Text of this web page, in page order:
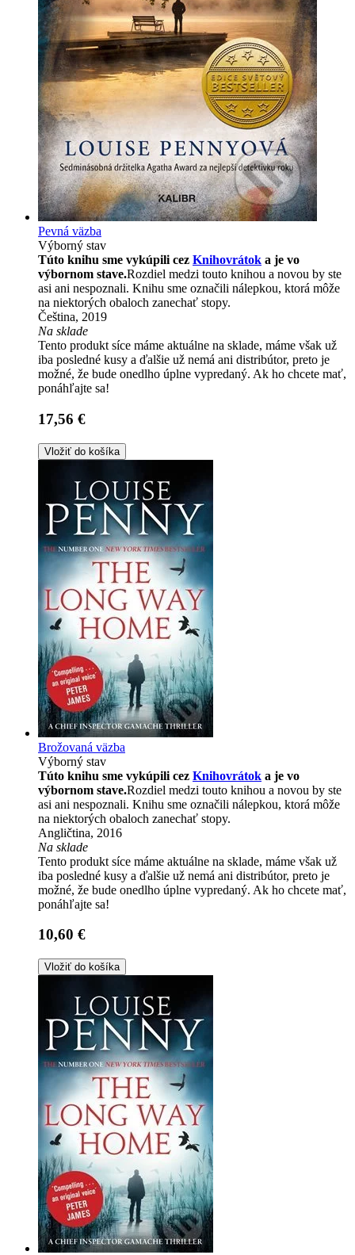
Pevná väzba
Výborný stav
Túto knihu sme vykúpili cez Knihovrátok a je vo
výbornom stave.Rozdiel medzi touto knihou a novou by ste
asi ani nespoznali. Knihu sme označili nálepkou, ktorá môže
na niektorých obaloch zanechať stopy.
Čeština, 2019
Na sklade
Tento produkt síce máme aktuálne na sklade, máme však už
iba posledné kusy a ďalšie už nemá ani distribútor, preto je
možné, že bude onedlho úplne vypredaný. Ak ho chcete mať,
ponáhľajte sa!
17,56 €
Vložiť do košíka
Brožovaná väzba
Výborný stav
Túto knihu sme vykúpili cez Knihovrátok a je vo
výbornom stave.Rozdiel medzi touto knihou a novou by ste
asi ani nespoznali. Knihu sme označili nálepkou, ktorá môže
na niektorých obaloch zanechať stopy.
Angličtina, 2016
Na sklade
Tento produkt síce máme aktuálne na sklade, máme však už
iba posledné kusy a ďalšie už nemá ani distribútor, preto je
možné, že bude onedlho úplne vypredaný. Ak ho chcete mať,
ponáhľajte sa!
10,60 €
Vložiť do košíka